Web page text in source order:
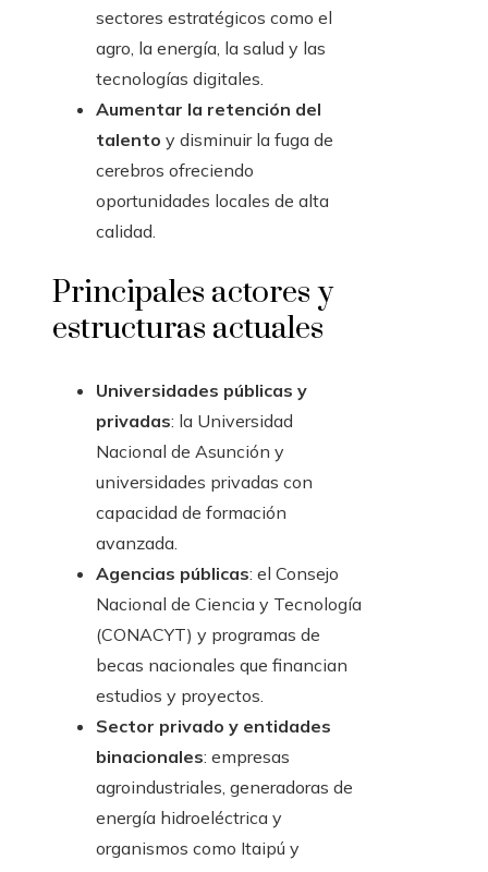
sectores estratégicos como el
agro, la energía, la salud y las
tecnologías digitales.
Aumentar la retención del
talento y disminuir la fuga de
cerebros ofreciendo
oportunidades locales de alta
calidad.
Principales actores y
estructuras actuales
Universidades públicas y
privadas: la Universidad
Nacional de Asunción y
universidades privadas con
capacidad de formación
avanzada.
Agencias públicas: el Consejo
Nacional de Ciencia y Tecnología
(CONACYT) y programas de
becas nacionales que financian
estudios y proyectos.
Sector privado y entidades
binacionales: empresas
agroindustriales, generadoras de
energía hidroeléctrica y
organismos como Itaipú y